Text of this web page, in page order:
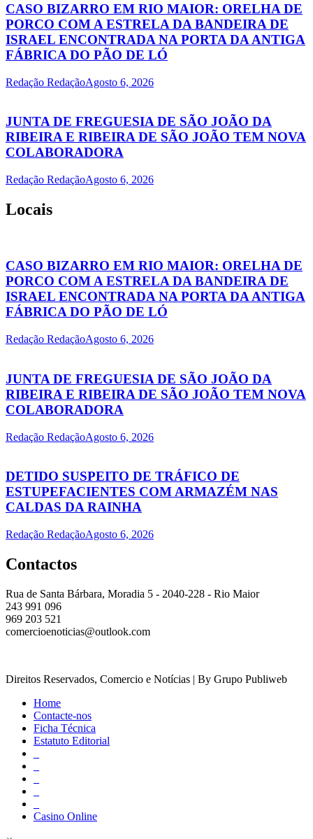
CASO BIZARRO EM RIO MAIOR: ORELHA DE
PORCO COM A ESTRELA DA BANDEIRA DE
ISRAEL ENCONTRADA NA PORTA DA ANTIGA
FÁBRICA DO PÃO DE LÓ
Redação RedaçãoAgosto 6, 2026
JUNTA DE FREGUESIA DE SÃO JOÃO DA
RIBEIRA E RIBEIRA DE SÃO JOÃO TEM NOVA
COLABORADORA
Redação RedaçãoAgosto 6, 2026
Locais
CASO BIZARRO EM RIO MAIOR: ORELHA DE
PORCO COM A ESTRELA DA BANDEIRA DE
ISRAEL ENCONTRADA NA PORTA DA ANTIGA
FÁBRICA DO PÃO DE LÓ
Redação RedaçãoAgosto 6, 2026
JUNTA DE FREGUESIA DE SÃO JOÃO DA
RIBEIRA E RIBEIRA DE SÃO JOÃO TEM NOVA
COLABORADORA
Redação RedaçãoAgosto 6, 2026
DETIDO SUSPEITO DE TRÁFICO DE
ESTUPEFACIENTES COM ARMAZÉM NAS
CALDAS DA RAINHA
Redação RedaçãoAgosto 6, 2026
Contactos
Rua de Santa Bárbara, Moradia 5 - 2040-228 - Rio Maior
243 991 096
969 203 521
comercioenoticias@outlook.com
Direitos Reservados, Comercio e Notícias | By Grupo Publiweb
Home
Contacte-nos
Ficha Técnica
Estatuto Editorial
Casino Online